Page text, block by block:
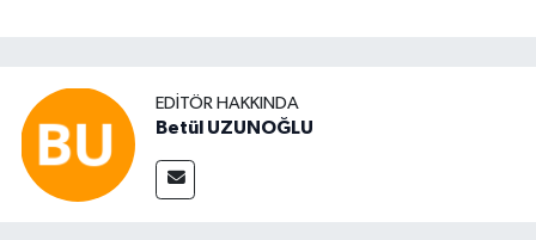
EDITÖR HAKKINDA
Betül UZUNOĞLU